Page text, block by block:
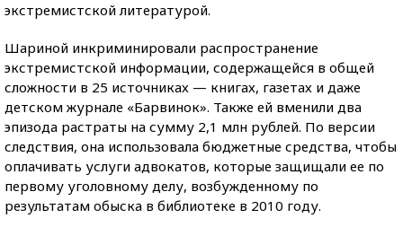
экстремистской литературой.
Шариной инкриминировали распространение
экстремистской информации, содержащейся в общей
сложности в 25 источниках — книгах, газетах и даже
детском журнале «Барвинок». Также ей вменили два
эпизода растраты на сумму 2,1 млн рублей. По версии
следствия, она использовала бюджетные средства, чтобы
оплачивать услуги адвокатов, которые защищали ее по
первому уголовному делу, возбужденному по
результатам обыска в библиотеке в 2010 году.